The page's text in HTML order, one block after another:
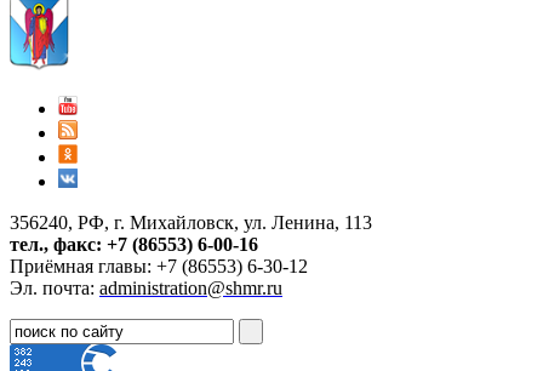
356240, РФ, г. Михайловск, ул. Ленина, 113
тел., факс: +7 (86553) 6-00-16
Приёмная главы: +7 (86553) 6-30-12
Эл. почта: administration@shmr.ru